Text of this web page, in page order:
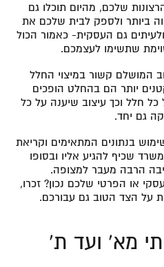
שלכם, מהיום תוכלו גם
ביותר ולספק לבית שלכם את
גם העסקית- כאמור הכול
שתשימו לעצמכם.
המושלם קשור במיצוי החלל
יותר הם בהחלט הופכים
כל חלל וכך עיצוב שיענה על כל
גם יחד.
בנתונים המתאימים וקריאת
שכיף להגיע אליו ובסופו
הרבה מעבר למצופה.
או הפרטי שלכם נכון? זכרו,
על הצד הטוב גם עבורכם.
מא’ ועד ת’